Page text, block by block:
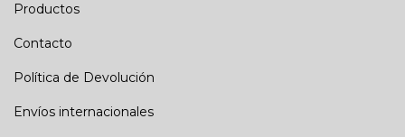
Productos
Contacto
Política de Devolución
Envíos internacionales